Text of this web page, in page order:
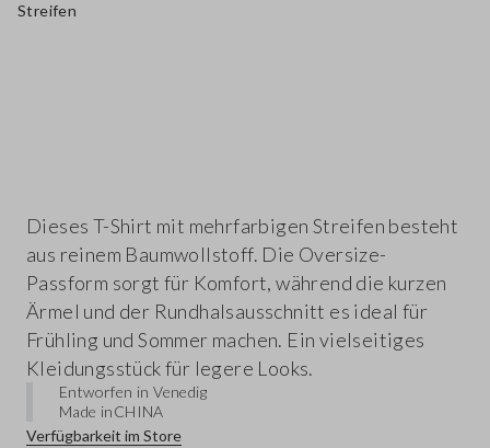
Streifen
Dieses T-Shirt mit mehrfarbigen Streifen besteht
aus reinem Baumwollstoff. Die Oversize-
Passform sorgt für Komfort, während die kurzen
Ärmel und der Rundhalsausschnitt es ideal für
Frühling und Sommer machen. Ein vielseitiges
Kleidungsstück für legere Looks.
Entworfen in Venedig
Made inCHINA
Verfügbarkeit im Store